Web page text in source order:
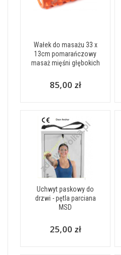
Wałek do masażu 33 x
13cm pomarańczowy
masaż mięśni głębokich
85,00 zł
Uchwyt paskowy do
drzwi - pętla parciana
MSD
25,00 zł